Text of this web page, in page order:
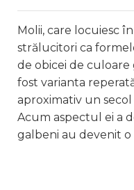
Molii, care locuiesc
strălucitori ca
de obicei de culoare
fost varianta
aproximativ un
Acum aspectul ei a
galbeni au devenit o